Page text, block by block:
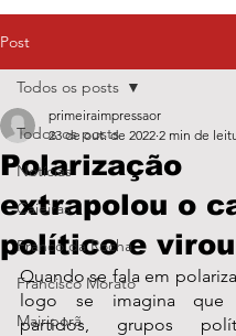
Post
Todos os posts
Notícias
Caieiras
Franco da Rocha
Francisco Morato
Mairiporã
Todos os posts
Polarização
extrapolou o
político e
primeiraimpressaor
23 de out. de 2022 2 min de
Quando se fala em
logo se imagina que
partidos, grupos